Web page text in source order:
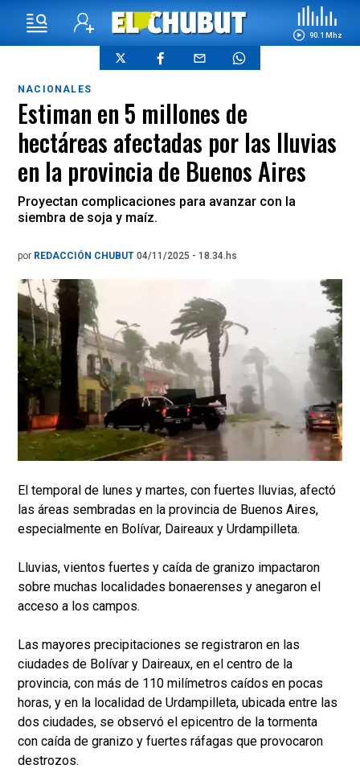
90.1 Mhz
NACIONALES
Estiman en 5 millones de
hectáreas afectadas por las lluvias
en la provincia de Buenos Aires
Proyectan complicaciones para avanzar con la
siembra de soja y maíz.
por REDACCIÓN CHUBUT 04/11/2025 - 18.34.hs
El temporal de lunes y martes, con fuertes lluvias, afectó
las áreas sembradas en la provincia de Buenos Aires,
especialmente en Bolívar, Daireaux y Urdampilleta.
Lluvias, vientos fuertes y caída de granizo impactaron
sobre muchas localidades bonaerenses y anegaron el
acceso a los campos.
Las mayores precipitaciones se registraron en las
ciudades de Bolívar y Daireaux, en el centro de la
provincia, con más de 110 milímetros caídos en pocas
horas, y en la localidad de Urdampilleta, ubicada entre las
dos ciudades, se observó el epicentro de la tormenta
con caída de granizo y fuertes ráfagas que provocaron
destrozos.